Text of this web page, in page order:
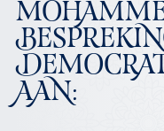
AAN: